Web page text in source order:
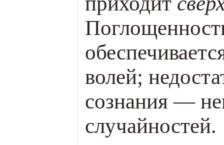
волей;
сознания —
случайностей.